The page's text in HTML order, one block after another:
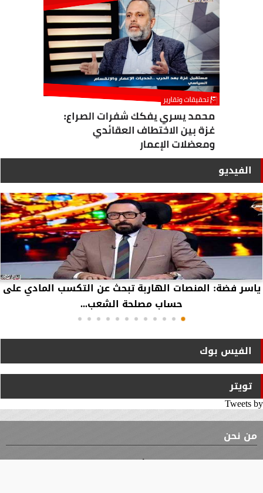
الفيديو
ياسر فضة: المنصات الهاربة تبحث عن التكسب المادي على
حساب مصلحة الشعب...
الفيس بوك
تويتر
Tweets by
من نحن